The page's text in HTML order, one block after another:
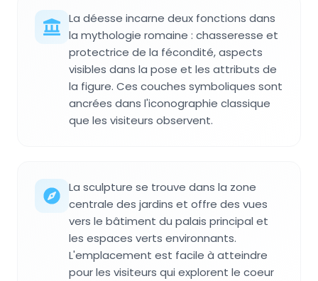
La déesse incarne deux fonctions dans
la mythologie romaine : chasseresse et
protectrice de la fécondité, aspects
visibles dans la pose et les attributs de
la figure. Ces couches symboliques sont
ancrées dans l'iconographie classique
que les visiteurs observent.
La sculpture se trouve dans la zone
centrale des jardins et offre des vues
vers le bâtiment du palais principal et
les espaces verts environnants.
L'emplacement est facile à atteindre
pour les visiteurs qui explorent le coeur